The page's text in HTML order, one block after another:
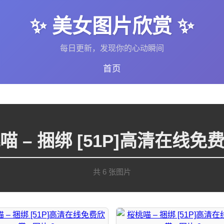
✨ 美女图片欣赏 ✨
每日更新，发现你的心动瞬间
首页
– 捆绑 [51P]高清在线免
共 6 张图片